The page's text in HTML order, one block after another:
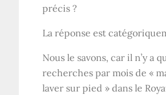
précis ?
La réponse est
Nous le savons, car il n’y a
recherches par mois de «
laver sur pied » dans le